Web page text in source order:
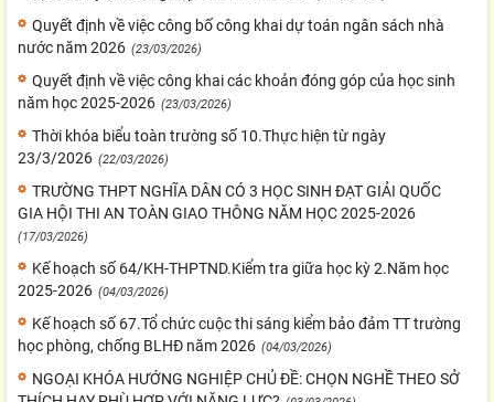
Quyết định về việc công bố công khai dự toán ngân sách nhà
nước năm 2026 (23/03/2026)
Quyết định về việc công khai các khoản đóng góp của học sinh
năm học 2025-2026 (23/03/2026)
Thời khóa biểu toàn trường số 10.Thực hiện từ ngày
23/3/2026 (22/03/2026)
TRƯỜNG THPT NGHĨA DÂN CÓ 3 HỌC SINH ĐẠT GIẢI QUỐC
GIA HỘI THI AN TOÀN GIAO THÔNG NĂM HỌC 2025-2026
(17/03/2026)
Kế hoạch số 64/KH-THPTND.Kiểm tra giữa học kỳ 2.Năm học
2025-2026 (04/03/2026)
Kế hoạch số 67.Tổ chức cuộc thi sáng kiểm bảo đảm TT trường
học phòng, chống BLHĐ năm 2026 (04/03/2026)
NGOẠI KHÓA HƯỚNG NGHIỆP CHỦ ĐỀ: CHỌN NGHỀ THEO SỞ